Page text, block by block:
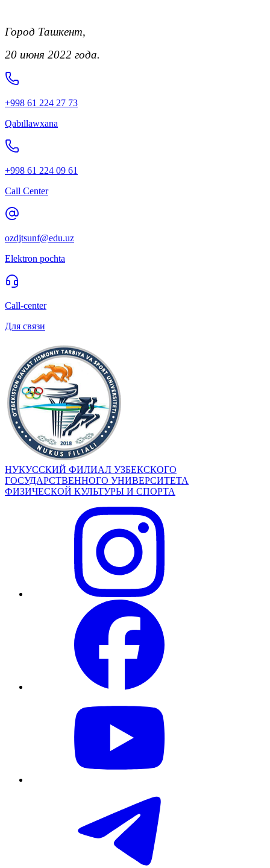
Город Ташкент,
20 июня 2022 года.
+998 61 224 27 73
Qabıllawxana
+998 61 224 09 61
Call Center
ozdjtsunf@edu.uz
Elektron pochta
Call-center
Для связи
НУКУССКИЙ ФИЛИАЛ УЗБЕКСКОГО
ГОСУДАРСТВЕННОГО УНИВЕРСИТЕТА
ФИЗИЧЕСКОЙ КУЛЬТУРЫ И СПОРТА